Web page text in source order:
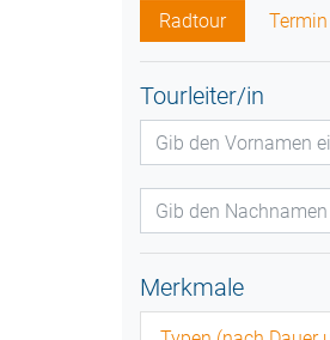
Radtour Termin
Tourleiter/in
Merkmale